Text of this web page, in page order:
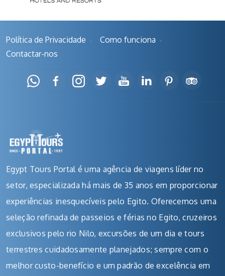
Política de Privacidade
Como funciona
Contactar-nos
Egypt Tours Portal é uma agência de viagens líder no
setor, especializada há mais de 35 anos em proporcionar
experiências inesquecíveis pelo Egito. Oferecemos uma
seleção refinada de passeios e férias no Egito, cruzeiros
exclusivos pelo rio Nilo, excursões de um dia e tours
terrestres cuidadosamente planejados; sempre com o
melhor custo-benefício e um padrão de excelência em